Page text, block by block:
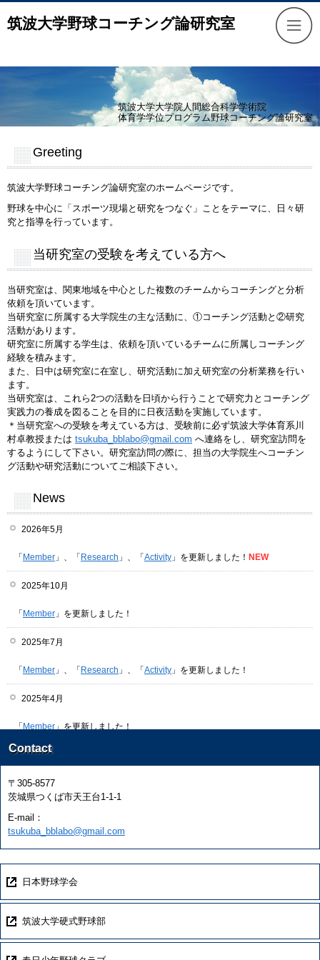
筑波大学野球コーチング論研究室
筑波大学大学院人間総合科学学術院
体育学学位プログラム野球コーチング論研究室
Greeting
筑波大学野球コーチング論研究室のホームページです。
野球を中心に「スポーツ現場と研究をつなぐ」ことをテーマに、日々研
究と指導を行っています。
当研究室の受験を考えている方へ
当研究室は、関東地域を中心とした複数のチームからコーチングと分析
依頼を頂いています。
当研究室に所属する大学院生の主な活動に、①コーチング活動と②研究
活動があります。
研究室に所属する学生は、依頼を頂いているチームに所属しコーチング
経験を積みます。
また、日中は研究室に在室し、研究活動に加え研究室の分析業務を行い
ます。
当研究室は、これら2つの活動を日頃から行うことで研究力とコーチング
実践力の養成を図ることを目的に日夜活動を実施しています。
＊当研究室への受験を考えている方は、受験前に必ず筑波大学体育系川
村卓教授または tsukuba_bblabo@gmail.com へ連絡をし、研究室訪問を
するようにして下さい。研究室訪問の際に、担当の大学院生へコーチン
グ活動や研究活動についてご相談下さい。
News
2026年5月
「 Member 」、「 Research 」、「 Activity 」を更新しました！ NEW
2025年10月
「 Member 」を更新しました！
2025年7月
「 Member 」、「 Research 」、「 Activity 」を更新しました！
2025年4月
「 Member 」を更新しました！
2023年5月
「Baseball Class
Member Research
2022年4月
Contact
〒305-8577
茨城県つくば市天王台1-1-1
E-mail：
tsukuba_bblabo@gmail.com
日本野球学会
筑波大学硬式野球部